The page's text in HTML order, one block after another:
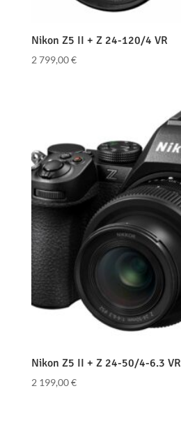
Nikon Z5 II + Z 24-120/4 VR
2 799,00€
Nikon Z5 II + Z 24-50/4-6.3 VR
2 199,00€